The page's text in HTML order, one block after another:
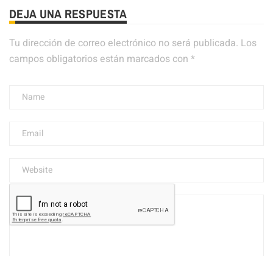
DEJA UNA RESPUESTA
Tu dirección de correo electrónico no será publicada. Los
campos obligatorios están marcados con *